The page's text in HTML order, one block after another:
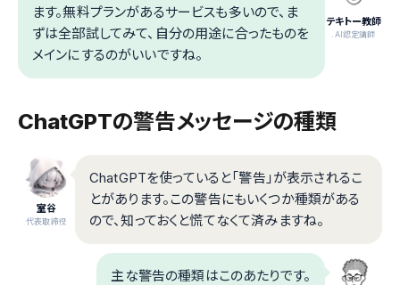
テキトー教師
.AI認定講師
ます。無料プランがあるサービスも多いので、ま
ずは全部試してみて、自分の用途に合ったものを
メインにするのがいいですね。
ChatGPTの警告メッセージの種類
室谷
代表取締役
ChatGPTを使っていると「警告」が表示されるこ
とがあります。この警告にもいくつか種類がある
ので、知っておくと慌てなくて済みますね。
主な警告の種類はこのあたりです。